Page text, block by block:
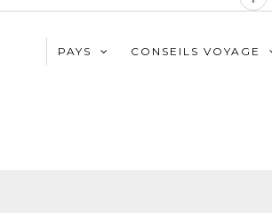
PAYS CONSEILS VOYAGE